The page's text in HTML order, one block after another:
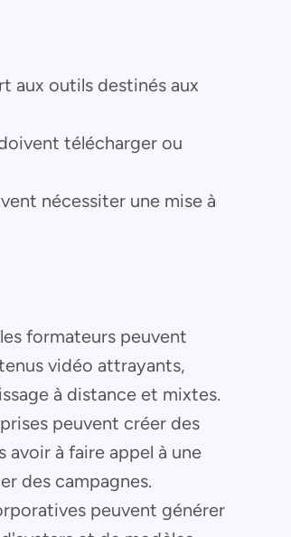
aux outils destinés aux
télécharger ou
nécessiter une mise à
formateurs peuvent
vidéo attrayants,
à distance et mixtes.
peuvent créer des
avoir à faire appel à une
des campagnes.
peuvent générer